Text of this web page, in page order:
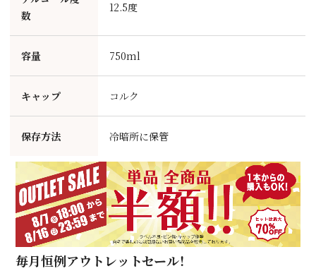
数
12.5度
容量 750ml
キャップ コルク
保存方法 冷暗所に保管
毎月恒例アウトレットセール！